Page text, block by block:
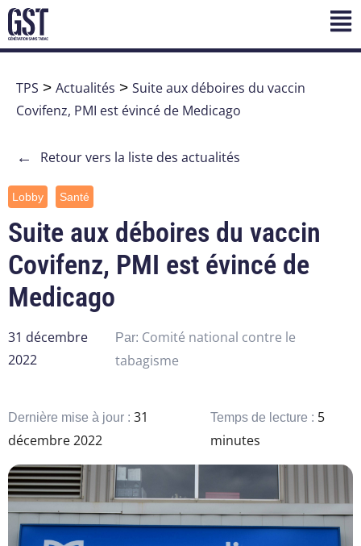
TPS > Actualités > Suite aux déboires du vaccin
Covifenz, PMI est évincé de Medicago
← Retour vers la liste des actualités
Lobby Santé
Suite aux déboires du vaccin
Covifenz, PMI est évincé de
Medicago
31 décembre
2022
Par: Comité national contre le
tabagisme
Dernière mise à jour : 31
décembre 2022
Temps de lecture : 5
minutes